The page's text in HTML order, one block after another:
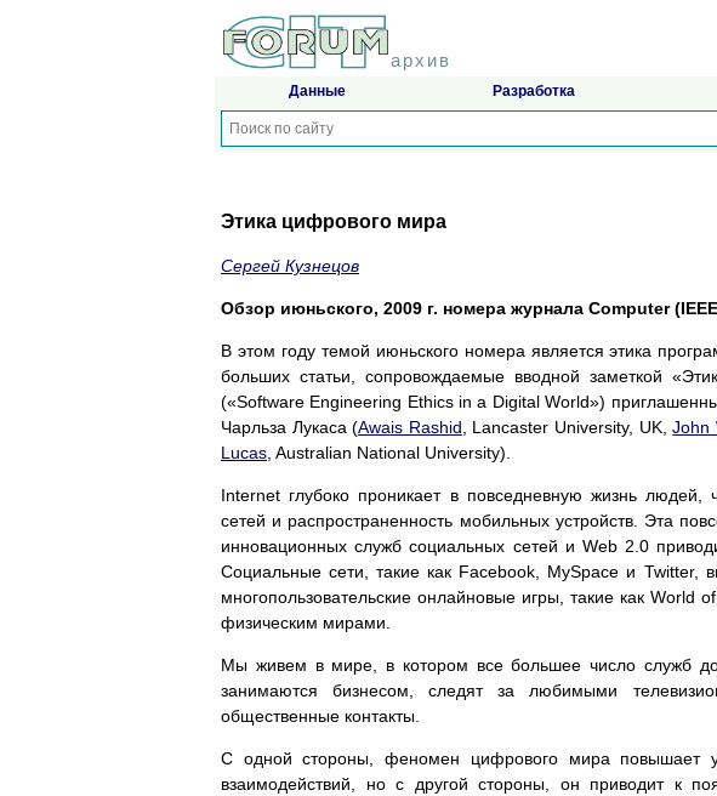
архив
Данные Разработка
Этика цифрового мира
Сергей Кузнецов
Обзор июньского, 2009 г. номера журнала Computer
В этом году темой июньского номера является этика
больших статьи, сопровождаемые вводной заметкой
(«Software Engineering Ethics in a Digital World»)
Чарльза Лукаса (Awais Rashid , Lancaster University, UK,John
Lucas , Australian National University).
Internet глубоко проникает в повседневную жизнь людей,
сетей и распространенность мобильных устройств. Эта
инновационных служб социальных сетей и Web 2.0
Социальные сети, такие как Facebook, MySpace и Twitter,
многопользовательские онлайновые игры, такие как World
физическим мирами.
Мы живем в мире, в котором все большее число служб
занимаются бизнесом, следят за любимыми
общественные контакты.
С одной стороны, феномен цифрового мира повышает
взаимодействий, но с другой стороны, он приводит к